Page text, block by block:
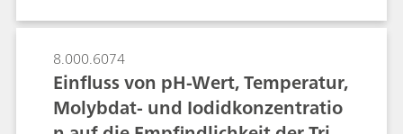
8.000.6074
Einfluss von pH-Wert, Temperatur,
Molybdat- und Iodidkonzentratio